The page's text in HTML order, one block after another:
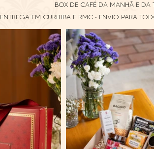
BOX DE CAFÉ DA MANHÃ E DA
ENTREGA EM CURITIBA E RMC • ENVIO PARA